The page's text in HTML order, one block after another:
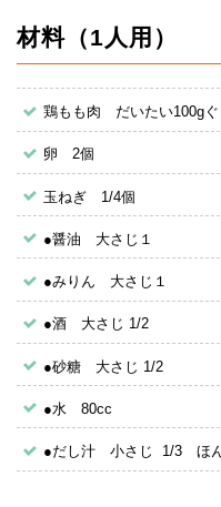
材料（1人用）
鶏もも肉 だいたい100g
卵 2個
玉ねぎ 1/4個
●醤油 大さじ１
●みりん 大さじ１
●酒 大さじ 1/2
●砂糖 大さじ 1/2
●水 80cc
●だし汁 小さじ 1/3 ほん